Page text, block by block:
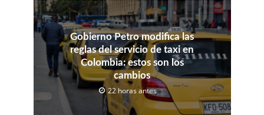
Gobierno Petro modifica las
reglas del servicio de taxi en
Colombia: estos son los
cambios
22 horas antes